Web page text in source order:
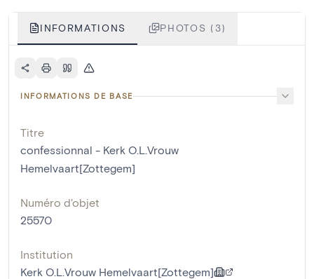
INFORMATIONS PHOTOS (3)
INFORMATIONS DE BASE
Titre
confessionnal - Kerk O.L.Vrouw
Hemelvaart[Zottegem]
Numéro d'objet
25570
Institution
Kerk O.L.Vrouw Hemelvaart[Zottegem]